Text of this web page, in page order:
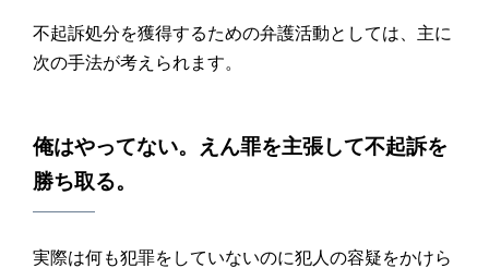
不起訴処分を獲得するための弁護活動としては、主に
次の手法が考えられます。
俺はやってない。えん罪を主張して不起訴を
勝ち取る。
実際は何も犯罪をしていないのに犯人の容疑をかけら